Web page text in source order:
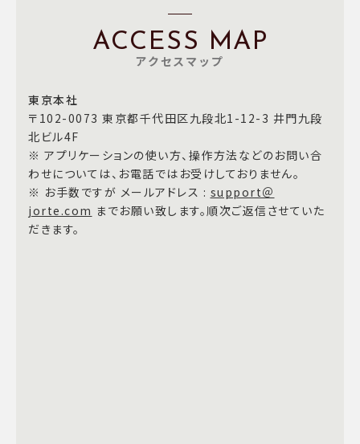
ACCESS MAP
アクセスマップ
東京本社
〒102-0073 東京都千代田区九段北1-12-3 井門九段
北ビル4F
※ アプリケーションの使い方、操作方法などのお問い合
わせについては、お電話ではお受けしておりません。
※ お手数ですが メールアドレス : support＠
jorte.com までお願い致します。順次ご返信させていた
だきます。